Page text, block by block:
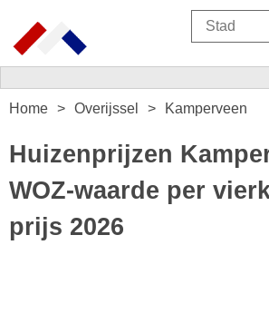
Home Overijssel Kamperveen
Huizenprijzen
WOZ-waarde per
prijs 2026